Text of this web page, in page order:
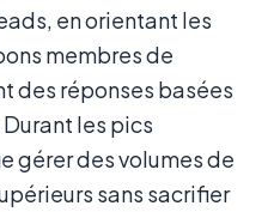
en orientant les
membres de
des réponses basées
les pics
gérer des volumes de
sans sacrifier